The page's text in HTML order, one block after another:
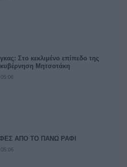
Στο κεκλιμένο επίπεδο της
Μητσοτάκη
ΑΠΟ ΤΟ ΠΑΝΩ ΡΑΦΙ